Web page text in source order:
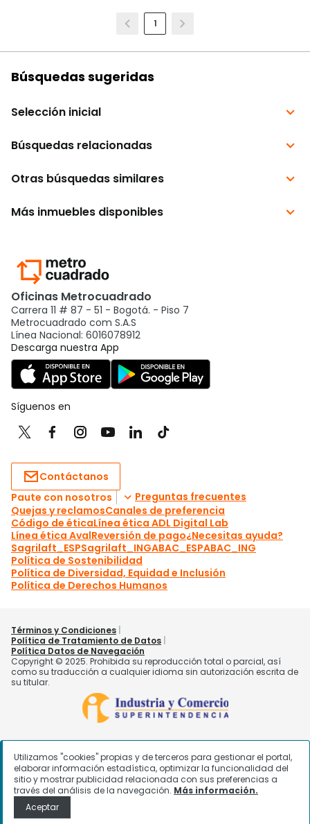
1
Utilizamos "cookies" propias y de terceros para gestionar el portal,
elaborar información estadística, optimizar la funcionalidad del
sitio y mostrar publicidad relacionada con sus preferencias a
través del análisis de la navegación. Más información.
Aceptar